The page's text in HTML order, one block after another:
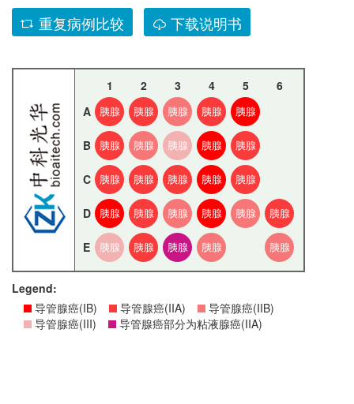
重复病例比较 下载说明书
1 2 3 4 5
6
A
胰腺 胰腺 胰腺 胰腺 胰腺
B 胰腺 胰腺 胰腺 胰腺 胰腺
C 胰腺 胰腺 胰腺 胰腺 胰腺
D 胰腺 胰腺 胰腺 胰腺 胰腺 胰腺
E 胰腺 胰腺 胰腺 胰腺 胰腺
Legend:
导管腺癌(IB)
导管腺癌(IIA)
导管腺癌(IIB)
导管腺癌(III)
导管腺癌部分为粘液腺癌(IIA)